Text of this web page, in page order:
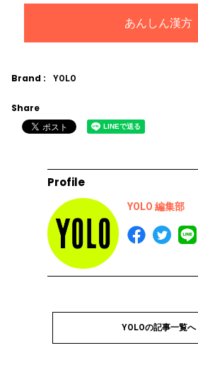
あんしん漢方
Brand : YOLO
Share
Profile
YOLO 編集部
YOLOの記事一覧へ